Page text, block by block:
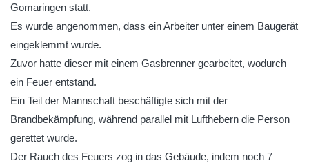
Gomaringen statt.
Es wurde angenommen, dass ein Arbeiter unter einem Baugerät
eingeklemmt wurde.
Zuvor hatte dieser mit einem Gasbrenner gearbeitet, wodurch
ein Feuer entstand.
Ein Teil der Mannschaft beschäftigte sich mit der
Brandbekämpfung, während parallel mit Lufthebern die Person
gerettet wurde.
Der Rauch des Feuers zog in das Gebäude, indem noch 7